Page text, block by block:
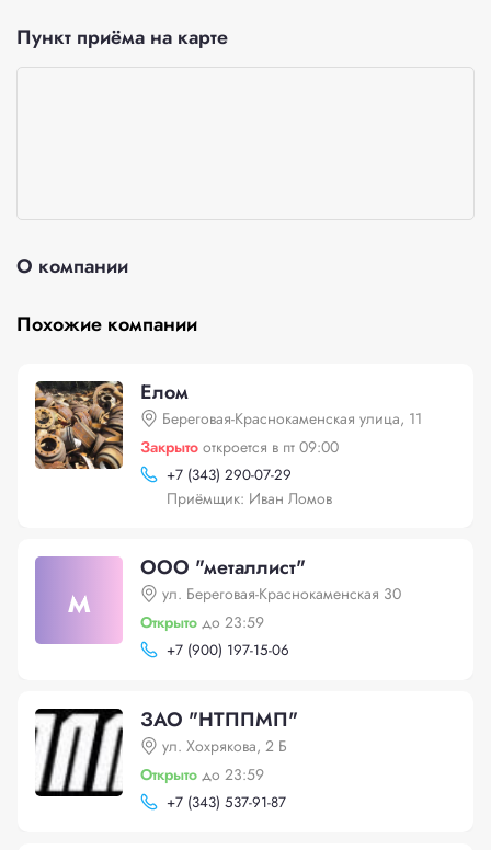
Пункт приёма на карте
О компании
Похожие компании
Елом
Береговая-Краснокаменская улица, 11
Закрыто откроется в пт 09:00
+7 (343) 290-07-29
Приёмщик: Иван Ломов
м
ООО "металлист"
ул. Береговая-Краснокаменская 30
Открыто до 23:59
+7 (900) 197-15-06
ЗАО "НТППМП"
ул. Хохрякова, 2 Б
Открыто до 23:59
+7 (343) 537-91-87